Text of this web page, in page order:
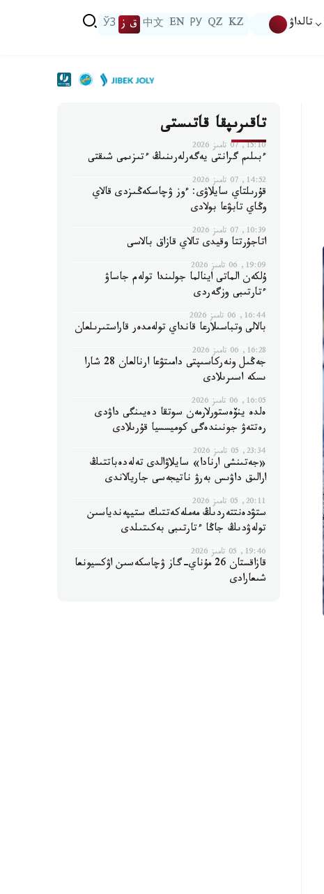
تالداۋ KZ
QZ
РУ
EN
中文 ق ز ЎЗ
تاقىرىپقا قاتىستى
15:10, 07 تامىز 2026
ءبىلىم گرانتى يەگەرلەرىنىڭ ءتىزىمى شىقتى
14:52, 07 تامىز 2026
قۇرىلتاي سايلاۋى: ءوز ۋچاسكەڭىزدى قالاي
وڭاي تابۋعا بولادى
10:39, 07 تامىز 2026
اتاجۇرتتا وقيدى تالاي قازاق بالاسى
19:09, 06 تامىز 2026
ۇلكەن الماتى اينالما جولىندا تولەم جاساۋ
ءتارتىبى وزگەردى
16:44, 06 تامىز 2026
بالالى وتباسىلارعا قانداي تولەمدەر قاراستىرىلعان
16:28, 06 تامىز 2026
جەڭىل ونەركاسىپتى دامىتۋعا ارنالعان 28 شارا
ىسكە اسىرىلادى
16:05, 06 تامىز 2026
ەلدە ينۆەستورلارمەن سوتقا دەيىنگى داۋدى
رەتتەۋ جونىندەگى كوميسسيا قۇرىلادى
23:34, 05 تامىز 2026
«جەتىنشى ارنادا» سايلاۋالدى تەلەدەباتتىڭ
ارالىق داۋىس بەرۋ ناتيجەسى جاريالاندى
20:11, 05 تامىز 2026
ستۋدەنتتەردىڭ مەملەكەتتىك ستيپەندياسىن
تولەۋدىڭ جاڭا ءتارتىبى بەكىتىلدى
19:46, 05 تامىز 2026
قازاقستان 26 مۇناي-گاز ۋچاسكەسىن اۋكسيونعا
شىعارادى